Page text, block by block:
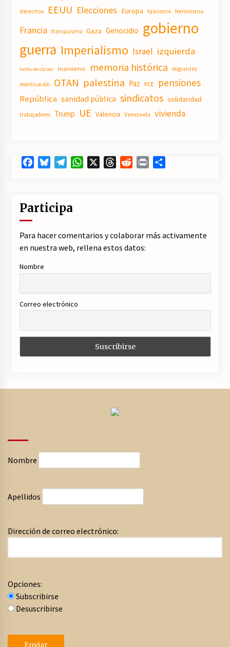
derechos EEUU Elecciones Europa fascismo feminismo
Francia franquismo Gaza Genocidio gobierno
guerra Imperialismo Israel izquierda
lucha de clases marxismo memoria histórica migrantes
movilización OTAN palestina Paz PCE pensiones
República sanidad pública sindicatos solidaridad
trabajadores Trump UE Valencia Venezuela vivienda
FacebookBlueskyTelegramWhatsApp ThreadsRedditPrint
Participa
Para hacer comentarios y colaborar más activamente
en nuestra web, rellena estos datos:
Nombre
Correo electrónico
Nombre
Apellidos
Dirección de correo electrónico:
Opciones:
Subscribirse
Desuscribirse